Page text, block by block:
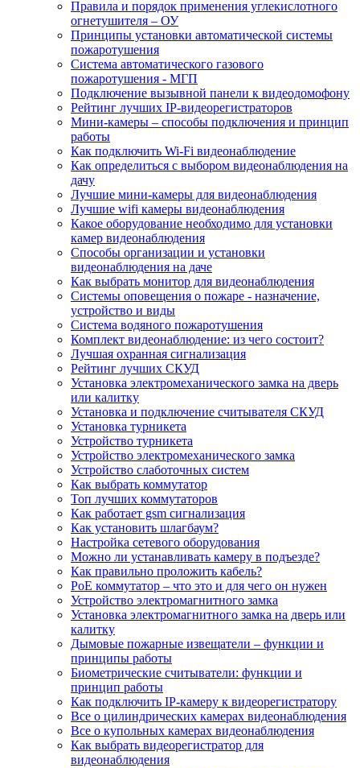
Правила и порядок применения углекислотного
огнетушителя – ОУ
Принципы установки автоматической системы
пожаротушения
Система автоматического газового
пожаротушения - МГП
Подключение вызывной панели к видеодомофону
Рейтинг лучших IP-видеорегистраторов
Мини-камеры – способы подключения и принцип
работы
Как подключить Wi-Fi видеонаблюдение
Как определиться с выбором видеонаблюдения на
дачу
Лучшие мини-камеры для видеонаблюдения
Лучшие wifi камеры видеонаблюдения
Какое оборудование необходимо для установки
камер видеонаблюдения
Способы организации и установки
видеонаблюдения на даче
Как выбрать монитор для видеонаблюдения
Системы оповещения о пожаре - назначение,
устройство и виды
Система водяного пожаротушения
Комплект видеонаблюдение: из чего состоит?
Лучшая охранная сигнализация
Рейтинг лучших СКУД
Установка электромеханического замка на дверь
или калитку
Установка и подключение считывателя СКУД
Установка турникета
Устройство турникета
Устройство электромеханического замка
Устройство слаботочных систем
Как выбрать коммутатор
Топ лучших коммутаторов
Как работает gsm сигнализация
Как установить шлагбаум?
Настройка сетевого оборудования
Можно ли устанавливать камеру в подъезде?
Как правильно проложить кабель?
PoE коммутатор – что это и для чего он нужен
Устройство электромагнитного замка
Установка электромагнитного замка на дверь или
калитку
Дымовые пожарные извещатели – функции и
принципы работы
Биометрические считыватели: функции и
принцип работы
Как подключить IP-камеру к видеорегистратору
Все о цилиндрических камерах видеонаблюдения
Все о купольных камерах видеонаблюдения
Как выбрать видеорегистратор для
видеонаблюдения